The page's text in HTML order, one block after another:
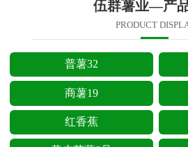
伍群薯业—产
PRODUCT
普薯32
商薯19
红香蕉